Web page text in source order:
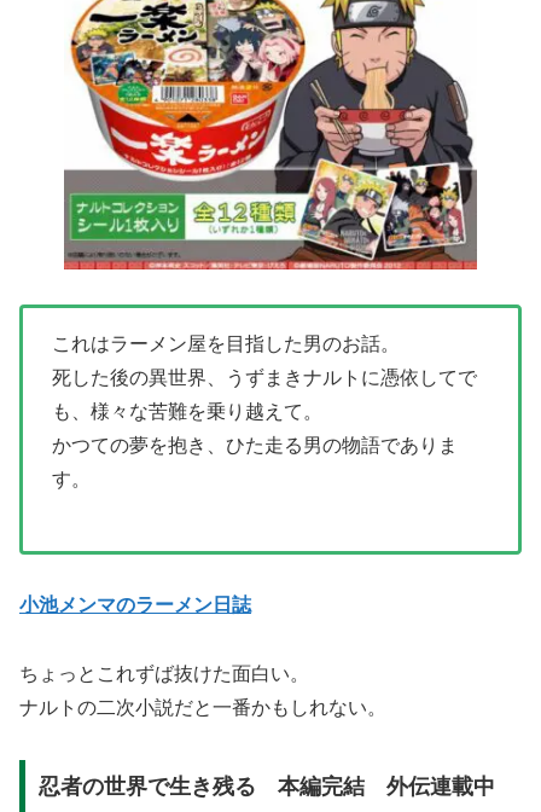
これはラーメン屋を目指した男のお話。
死した後の異世界、うずまきナルトに憑依してで
も、様々な苦難を乗り越えて。
かつての夢を抱き、ひた走る男の物語でありま
す。
小池メンマのラーメン日誌
ちょっとこれずば抜けた面白い。
ナルトの二次小説だと一番かもしれない。
忍者の世界で生き残る 本編完結 外伝連載中